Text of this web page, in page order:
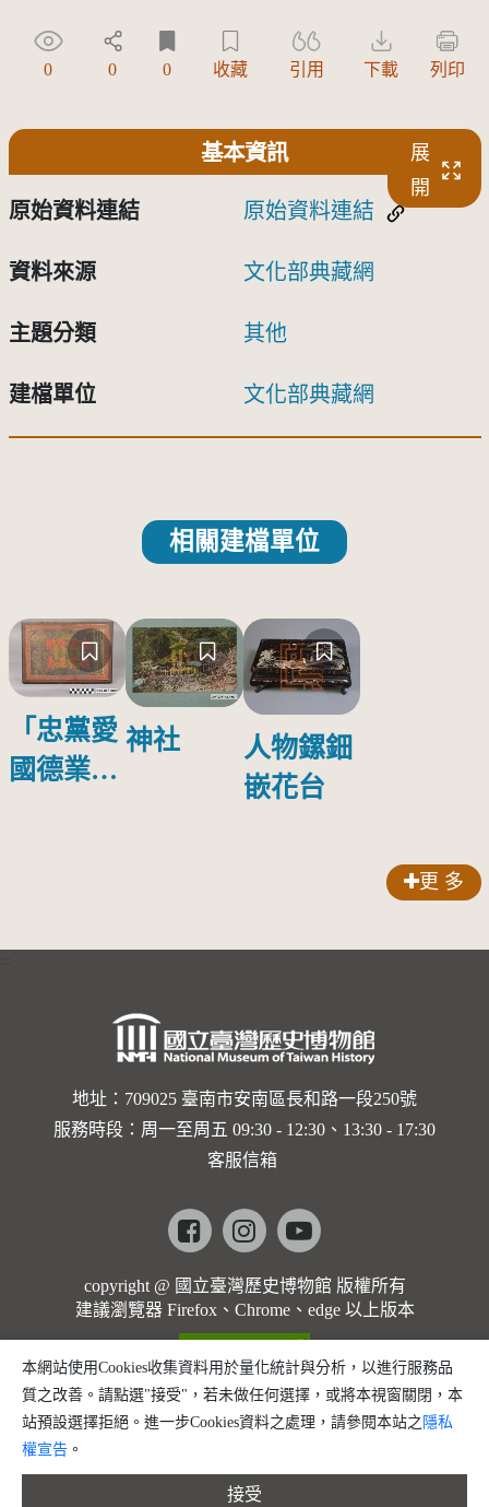
0 0 0 收藏 引用 下載 列印
基本資訊
展
開
原始資料連結 原始資料連結
資料來源 文化部典藏網
主題分類 其他
建檔單位 文化部典藏網
相關建檔單位
「忠黨愛
國德業並
神社
人物鏍鈿
嵌花台
更 多
地址：709025 臺南市安南區長和路一段250號
服務時段：周一至周五 09:30 - 12:30、13:30 - 17:30
客服信箱
Facebookinstagramyoutube
copyright @ 國立臺灣歷史博物館 版權所有
建議瀏覽器 Firefox、Chrome、edge 以上版本
本網站使用Cookies收集資料用於量化統計與分析，以進行服務品
質之改善。請點選"接受"，若未做任何選擇，或將本視窗關閉，本
站預設選擇拒絕。進一步Cookies資料之處理，請參閱本站之 隱私
權宣告 。
接受